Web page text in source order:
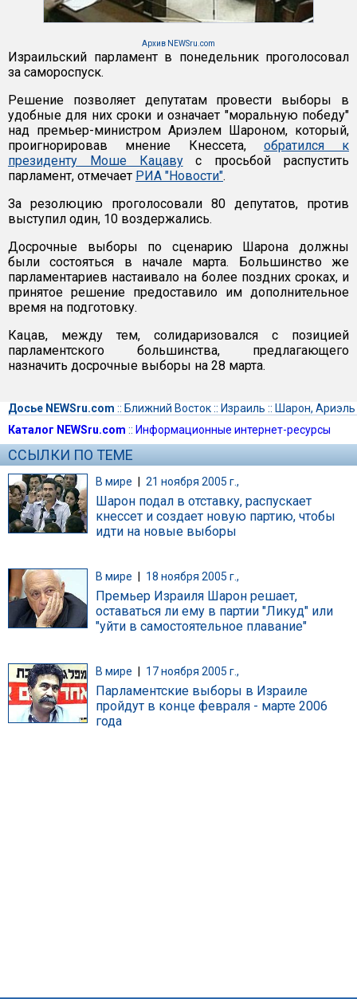
Архив NEWSru.com
Израильский парламент в понедельник проголосовал
за самороспуск.
Решение позволяет депутатам провести выборы в
удобные для них сроки и означает "моральную победу"
над премьер-министром Ариэлем Шароном, который,
проигнорировав мнение Кнессета, обратился к
президенту Моше Кацавус просьбой распустить
парламент, отмечает РИА "Новости".
За резолюцию проголосовали 80 депутатов, против
выступил один, 10 воздержались.
Досрочные выборы по сценарию Шарона должны
были состояться в начале марта. Большинство же
парламентариев настаивало на более поздних сроках, и
принятое решение предоставило им дополнительное
время на подготовку.
Кацав, между тем, солидаризовался с позицией
парламентского большинства, предлагающего
назначить досрочные выборы на 28 марта.
Досье NEWSru.com :: Ближний Восток:: Израиль :: Шарон, Ариэль
Каталог NEWSru.com :: Информационные интернет-ресурсы
ССЫЛКИ ПО ТЕМЕ
В мире | 21 ноября 2005 г.,
Шарон подал в отставку, распускает
кнессет и создает новую партию, чтобы
идти на новые выборы
В мире 18 ноября 2005 г.,
Премьер Израиля Шарон решает,
оставаться ли ему в партии "Ликуд" или
"уйти в самостоятельное плавание"
В мире 17 ноября 2005 г.,
Парламентские выборы в Израиле
пройдут в конце февраля - марте 2006
года